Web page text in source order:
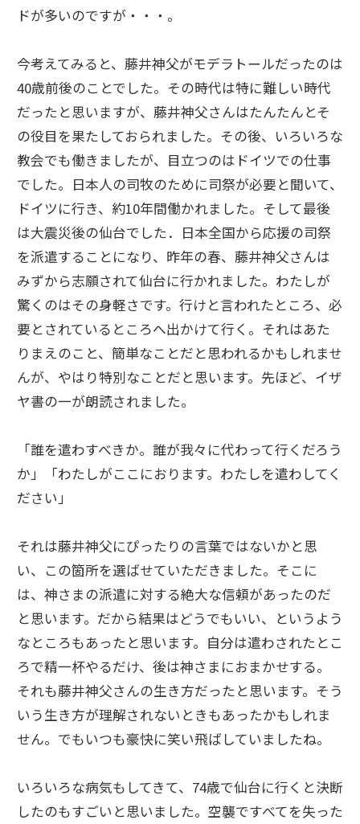
ドが多いのですが・・・。
今考えてみると、藤井神父がモデラトールだったのは
40歳前後のことでした。その時代は特に難しい時代
だったと思いますが、藤井神父さんはたんたんとそ
の役目を果たしておられました。その後、いろいろな
教会でも働きましたが、目立つのはドイツでの仕事
でした。日本人の司牧のために司祭が必要と聞いて、
ドイツに行き、約10年間働かれました。そして最後
は大震災後の仙台でした．日本全国から応援の司祭
を派遣することになり、昨年の春、藤井神父さんは
みずから志願されて仙台に行かれました。わたしが
驚くのはその身軽さです。行けと言われたところ、必
要とされているところへ出かけて行く。それはあた
りまえのこと、簡単なことだと思われるかもしれませ
んが、やはり特別なことだと思います。先ほど、イザ
ヤ書の一が朗読されました。
「誰を遣わすべきか。誰が我々に代わって行くだろう
か」「わたしがここにおります。わたしを遣わしてく
ださい」
それは藤井神父にぴったりの言葉ではないかと思
い、この箇所を選ばせていただきました。そこに
は、神さまの派遣に対する絶大な信頼があったのだ
と思います。だから結果はどうでもいい、というよう
なところもあったと思います。自分は遣わされたとこ
ろで精一杯やるだけ、後は神さまにおまかせする。
それも藤井神父さんの生き方だったと思います。そう
いう生き方が理解されないときもあったかもしれま
せん。でもいつも豪快に笑い飛ばしていましたね。
いろいろな病気もしてきて、74歳で仙台に行くと決断
したのもすごいと思いました。空襲ですべてを失った